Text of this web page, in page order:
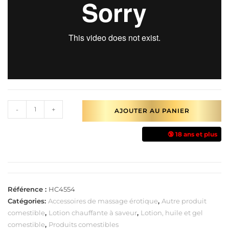
- + AJOUTER AU PANIER
🔞 18 ans et plus
Référence : HC4554
Catégories: Accessoires de massage érotique, Autre produit
comestible, Lotion chauffante à saveur, Lotion, huile et gel
comestible, Produits comestibles